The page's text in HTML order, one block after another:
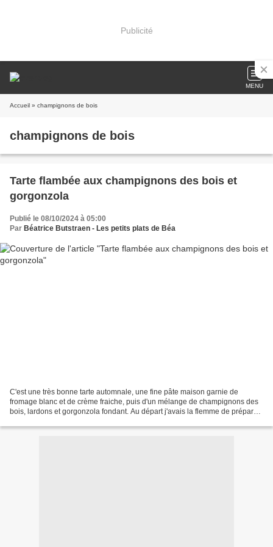
Publicité
MENU
Accueil » champignons de bois
champignons de bois
Tarte flambée aux champignons des bois et
gorgonzola
Publié le 08/10/2024 à 05:00
Par Béatrice Butstraen - Les petits plats de Béa
C'est une très bonne tarte automnale, une fine pâte maison garnie de
fromage blanc et de crème fraiche, puis d'un mélange de champignons des
bois, lardons et gorgonzola fondant. Au départ j'avais la flemme de préparer